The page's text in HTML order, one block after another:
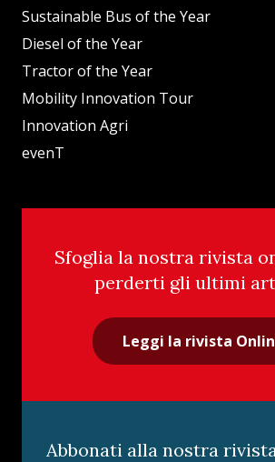
Sustainable Bus of the Year
Diesel of the Year
Tractor of the Year
Mobility Innovation Tour
Innovation Agri
evenT
Sfoglia la nostra rivista
perderti gli ultimi
Leggi la rivista
Abbonati alla nostra